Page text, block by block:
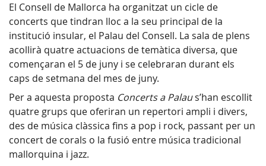
El Consell de Mallorca ha organitzat un cicle de
concerts que tindran lloc a la seu principal de la
institució insular, el Palau del Consell. La sala de plens
acollirà quatre actuacions de temàtica diversa, que
començaran el 5 de juny i se celebraran durant els
caps de setmana del mes de juny.
Per a aquesta proposta Concerts a Palaus’han escollit
quatre grups que oferiran un repertori ampli i divers,
des de música clàssica fins a pop i rock, passant per un
concert de corals o la fusió entre música tradicional
mallorquina i jazz.